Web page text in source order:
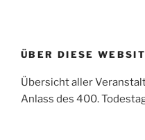
ÜBER DIESE
Übersicht aller
Anlass des 400.